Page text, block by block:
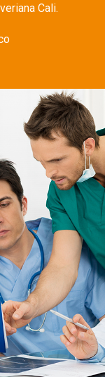
Cali.